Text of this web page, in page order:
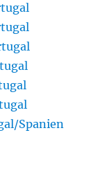
Spanien